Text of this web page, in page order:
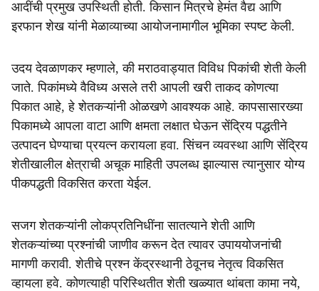
आदींची प्रमुख उपस्थिती होती. किसान मित्रचे हेमंत वैद्य आणि
इरफान शेख यांनी मेळाव्याच्या आयोजनामागील भूमिका स्पष्ट केली.
उदय देवळाणकर म्हणाले, की मराठवाड्यात विविध पिकांची शेती केली
जाते. पिकांमध्ये वैविध्य असले तरी आपली खरी ताकद कोणत्या
पिकात आहे, हे शेतकऱ्यांनी ओळखणे आवश्यक आहे. कापसासारख्या
पिकामध्ये आपला वाटा आणि क्षमता लक्षात घेऊन सेंद्रिय पद्धतीने
उत्पादन घेण्याचा प्रयत्न करायला हवा. सिंचन व्यवस्था आणि सेंद्रिय
शेतीखालील क्षेत्राची अचूक माहिती उपलब्ध झाल्यास त्यानुसार योग्य
पीकपद्धती विकसित करता येईल.
सजग शेतकऱ्यांनी लोकप्रतिनिधींना सातत्याने शेती आणि
शेतकऱ्यांच्या प्रश्नांची जाणीव करून देत त्यावर उपाययोजनांची
मागणी करावी. शेतीचे प्रश्न केंद्रस्थानी ठेवूनच नेतृत्व विकसित
व्हायला हवे. कोणत्याही परिस्थितीत शेती खळ्यात थांबता कामा नये,